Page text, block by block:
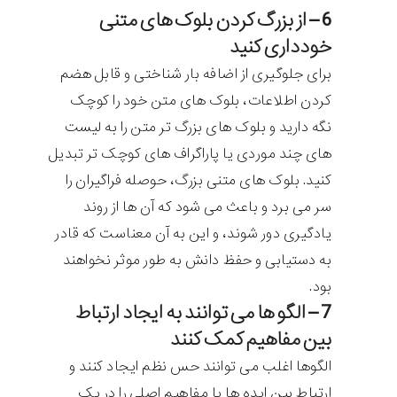
6 – از بزرگ کردن بلوک های متنی
خودداری کنید
برای جلوگیری از اضافه بار شناختی و قابل هضم
کردن اطلاعات، بلوک های متن خود را کوچک
نگه دارید و بلوک های بزرگ تر متن را به لیست
های چند موردی یا پاراگراف های کوچک تر تبدیل
کنید. بلوک های متنی بزرگ، حوصله فراگیران را
سر می برد و باعث می شود که آن ها از روند
یادگیری دور شوند، و این به آن معناست که قادر
به دستیابی و حفظ دانش به طور موثر نخواهند
بود.
7 – الگو ها می توانند به ایجاد ارتباط
بین مفاهیم کمک کنند
الگوها اغلب می توانند حس نظم ایجاد کنند و